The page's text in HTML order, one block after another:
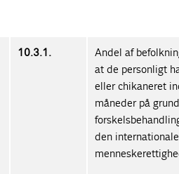
10.3.1.
Andel af
at de personligt
eller chikaneret
måneder på
den internationale